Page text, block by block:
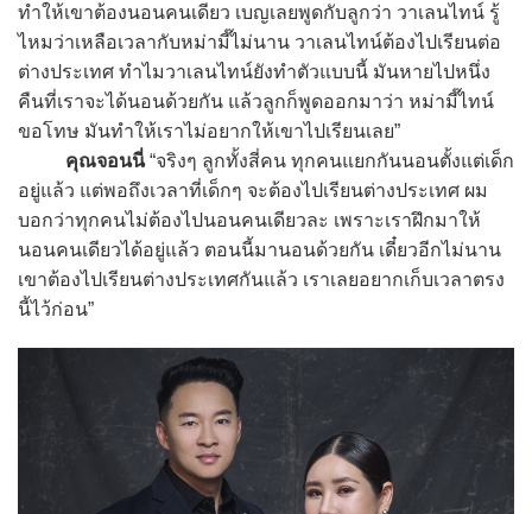
ทำให้เขาต้องนอนคนเดียว เบญเลยพูดกับลูกว่า วาเลนไทน์ รู้
ไหมว่าเหลือเวลากับหม่ามี๊ไม่นาน วาเลนไทน์ต้องไปเรียนต่อ
ต่างประเทศ ทำไมวาเลนไทน์ยังทำตัวแบบนี้ มันหายไปหนึ่ง
คืนที่เราจะได้นอนด้วยกัน แล้วลูกก็พูดออกมาว่า หม่ามี๊ไทน์
ขอโทษ มันทำให้เราไม่อยากให้เขาไปเรียนเลย”
คุณจอนนี่“จริงๆ ลูกทั้งสี่คน ทุกคนแยกกันนอนตั้งแต่เด็ก
อยู่แล้ว แต่พอถึงเวลาที่เด็กๆ จะต้องไปเรียนต่างประเทศ ผม
บอกว่าทุกคนไม่ต้องไปนอนคนเดียวละ เพราะเราฝึกมาให้
นอนคนเดียวได้อยู่แล้ว ตอนนี้มานอนด้วยกัน เดี๋ยวอีกไม่นาน
เขาต้องไปเรียนต่างประเทศกันแล้ว เราเลยอยากเก็บเวลาตรง
นี้ไว้ก่อน”